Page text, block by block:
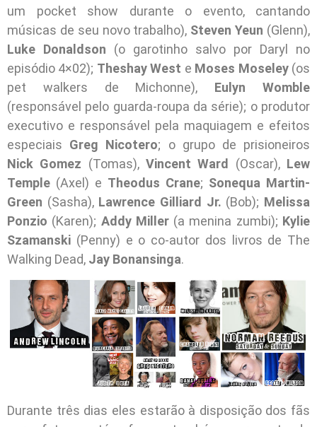
um pocket show durante o evento, cantando
músicas de seu novo trabalho), Steven Yeun (Glenn),
Luke Donaldson (o garotinho salvo por Daryl no
episódio 4×02); Theshay West e Moses Moseley(os
pet walkers de Michonne), Eulyn Womble
(responsável pelo guarda-roupa da série); o produtor
executivo e responsável pela maquiagem e efeitos
especiais Greg Nicotero; o grupo de prisioneiros
Nick Gomez (Tomas),Vincent Ward (Oscar), Lew
Temple (Axel) e Theodus Crane; Sonequa Martin-
Green (Sasha), Lawrence Gilliard Jr. (Bob); Melissa
Ponzio (Karen); Addy Miller(a menina zumbi); Kylie
Szamanski (Penny) e o co-autor dos livros de The
Walking Dead, Jay Bonansinga.
Durante três dias eles estarão à disposição dos fãs